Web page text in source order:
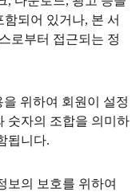
되어 있거나, 본 서
로부터 접근되는 정
위하여 회원이 설정
숫자의 조합을 의미하
됩니다.
보의 보호를 위하여